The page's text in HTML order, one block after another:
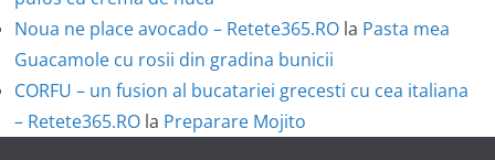
Noua ne place avocado – Retete365.RO la Pasta mea
Guacamole cu rosii din gradina bunicii
CORFU – un fusion al bucatariei grecesti cu cea italiana
– Retete365.RO la Preparare Mojito